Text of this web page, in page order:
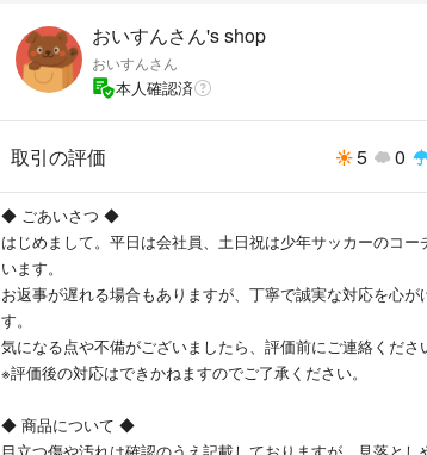
おいすんさん's shop
おいすんさん
本人確認済
取引の評価 5 0
◆ ごあいさつ ◆
はじめまして。平日は会社員、土日祝は少年サッカーのコー
います。
お返事が遅れる場合もありますが、丁寧で誠実な対応を心が
す。
気になる点や不備がございましたら、評価前にご連絡くださ
※評価後の対応はできかねますのでご了承ください。
◆ 商品について ◆